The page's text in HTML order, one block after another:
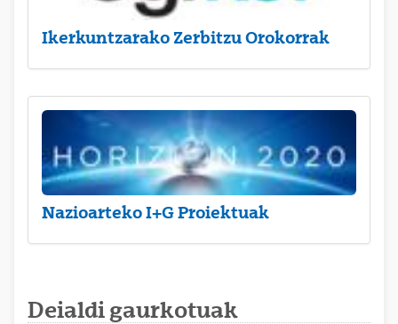
Ikerkuntzarako Zerbitzu Orokorrak
Nazioarteko I+G Proiektuak
Deialdi gaurkotuak